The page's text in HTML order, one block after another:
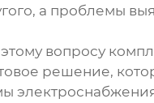
а проблемы
вопросу
решение,